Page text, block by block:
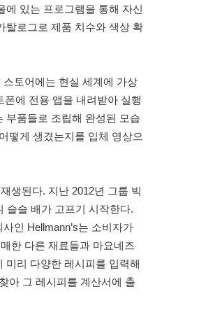
있는 프로그램을 통해 자신
탈로그로 제품 치수와 색상 확
토어에는 현실 세계에 가상
폰에 전용 앱을 내려받아 실행
부품들로 조립해 완성된 모습
떻게 생겼는지를 입체 영상으
생된다. 지난 2012년 그룹 빅
슬슬 배가 고프기 시작한다.
인 Hellmann’s는 소비자가
한 다른 재료들과 마요네즈
미리 다양한 레시피를 입력해
아 그 레시피를 계산서에 출